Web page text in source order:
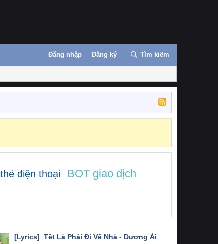
Đăng nhập Đăng ký Tìm kiếm
thẻ điện thoại BOT giao dịch
[Lyrics] Tết Là Phải Đi Về Nhà - Dương Ái